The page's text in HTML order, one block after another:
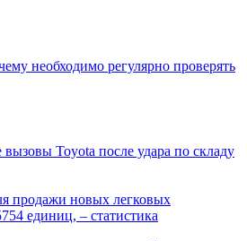
необходимо регулярно проверять
Toyota после удара по складу
продажи новых легковых
единиц, – статистика